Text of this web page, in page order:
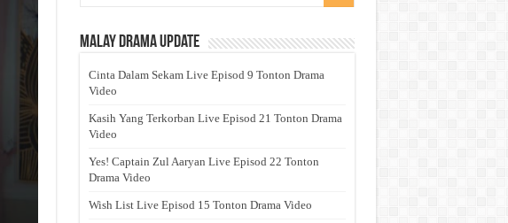
Malay Drama Update
Cinta Dalam Sekam Live Episod 9 Tonton Drama
Video
Kasih Yang Terkorban Live Episod 21 Tonton Drama
Video
Yes! Captain Zul Aaryan Live Episod 22 Tonton
Drama Video
Wish List Live Episod 15 Tonton Drama Video